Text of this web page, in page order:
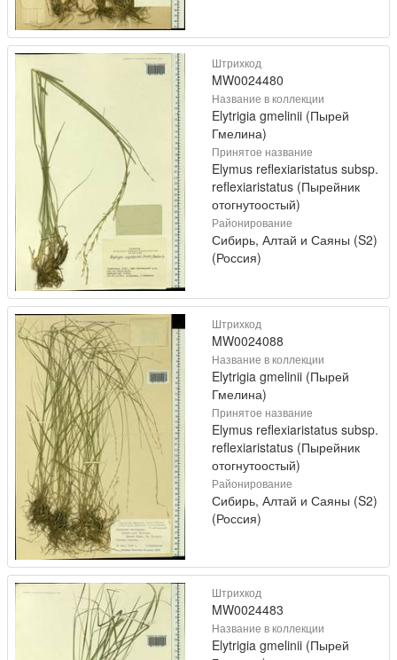
Штрихкод
MW0024480
Название в коллекции
Elytrigia gmelinii (Пырей
Гмелина)
Принятое название
Elymus reflexiaristatus subsp.
reflexiaristatus (Пырейник
отогнутоостый)
Районирование
Сибирь, Алтай и Саяны (S2)
(Россия)
Штрихкод
MW0024088
Название в коллекции
Elytrigia gmelinii (Пырей
Гмелина)
Принятое название
Elymus reflexiaristatus subsp.
reflexiaristatus (Пырейник
отогнутоостый)
Районирование
Сибирь, Алтай и Саяны (S2)
(Россия)
Штрихкод
MW0024483
Название в коллекции
Elytrigia gmelinii (Пырей